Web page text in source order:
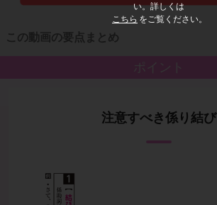
い。詳しくは
こちら をご覧ください。
この動画の要点まとめ
ポイント
注意すべき係り結び